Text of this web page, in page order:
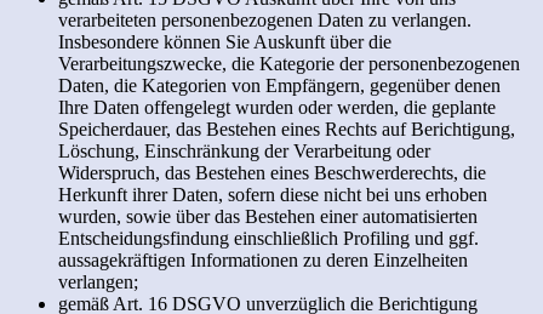
verarbeiteten personenbezogenen Daten zu verlangen.
Insbesondere können Sie Auskunft über die
Verarbeitungszwecke, die Kategorie der personenbezogenen
Daten, die Kategorien von Empfängern, gegenüber denen
Ihre Daten offengelegt wurden oder werden, die geplante
Speicherdauer, das Bestehen eines Rechts auf Berichtigung,
Löschung, Einschränkung der Verarbeitung oder
Widerspruch, das Bestehen eines Beschwerderechts, die
Herkunft ihrer Daten, sofern diese nicht bei uns erhoben
wurden, sowie über das Bestehen einer automatisierten
Entscheidungsfindung einschließlich Profiling und ggf.
aussagekräftigen Informationen zu deren Einzelheiten
verlangen;
gemäß Art. 16 DSGVO unverzüglich die Berichtigung